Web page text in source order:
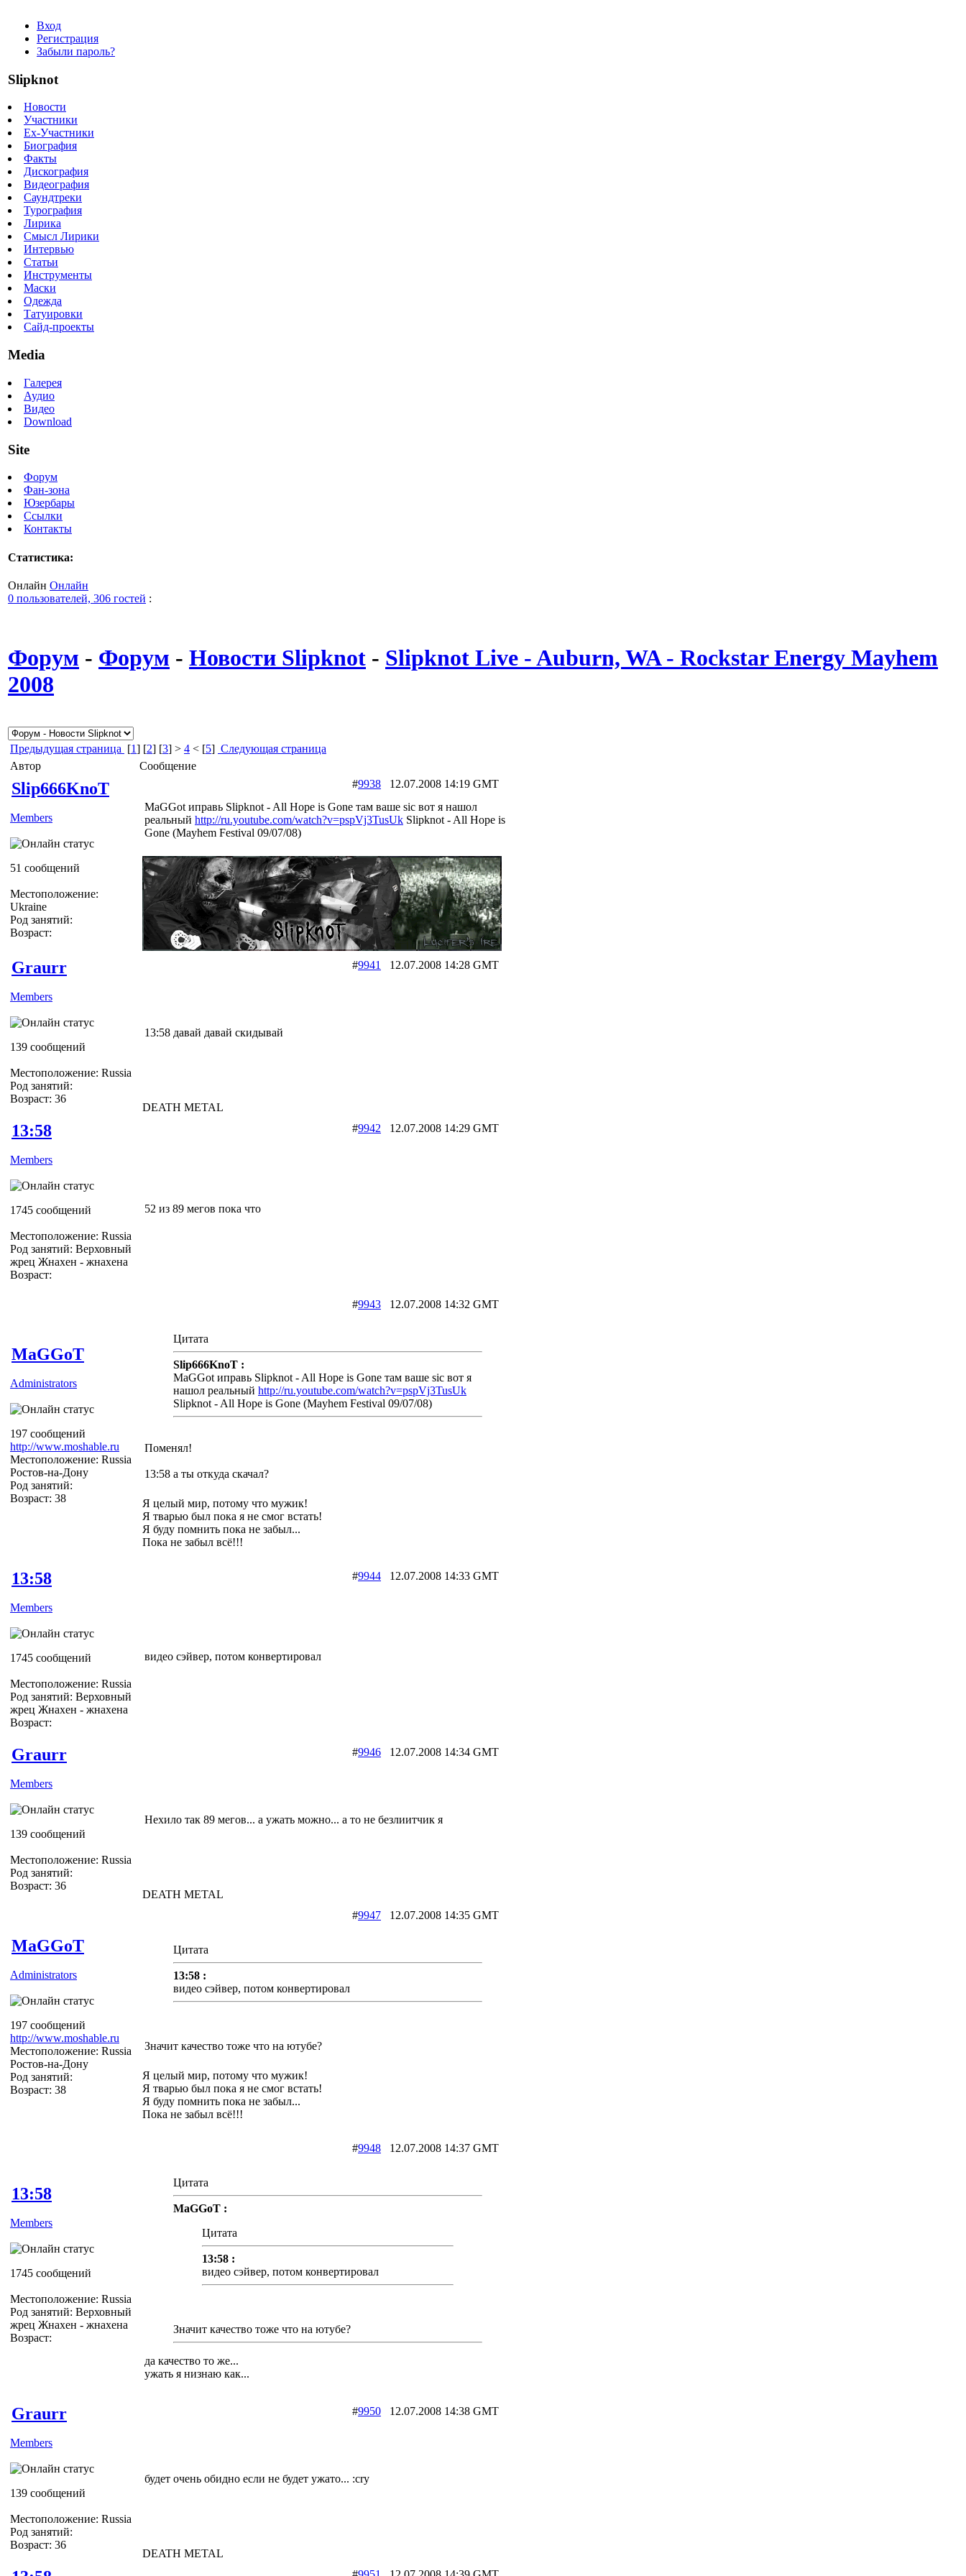
Вход
Регистрация
Забыли пароль?
Slipknot
Новости
Участники
Ex-Участники
Биография
Факты
Дискография
Видеография
Саундтреки
Турография
Лирика
Смысл Лирики
Интервью
Статьи
Инструменты
Маски
Одежда
Татуировки
Сайд-проекты
Media
Галерея
Аудио
Видео
Download
Site
Форум
Фан-зона
Юзербары
Ссылки
Контакты
Статистика:
Онлайн Онлайн
0 пользователей, 306 гостей :
Форум - Форум - Новости Slipknot - Slipknot Live - Auburn, WA - Rockstar Energy Mayhem
2008
Предыдущая страница [1] [2] [3] > 4 < [5] Следующая страница
Автор
Сообщение
Slip666KnoT
Members
51 сообщений
Местоположение:
Ukraine
Род занятий:
Возраст:
#9938 12.07.2008 14:19 GMT
MaGGot иправь Slipknot - All Hope is Gone там ваше sic вот я нашол
реальный http://ru.youtube.com/watch?v=pspVj3TusUk Slipknot - All Hope is
Gone (Mayhem Festival 09/07/08)
Graurr
Members
139 сообщений
Местоположение: Russia
Род занятий:
Возраст: 36
#9941 12.07.2008 14:28 GMT
13:58 давай давай скидывай
DEATH METAL
13:58
Members
1745 сообщений
Местоположение: Russia
Род занятий: Верховный
жрец Жнахен - жнахена
Возраст:
#9942 12.07.2008 14:29 GMT
52 из 89 мегов пока что
MaGGoT
Administrators
197 сообщений
http://www.moshable.ru
Местоположение: Russia
Ростов-на-Дону
Род занятий:
Возраст: 38
#9943 12.07.2008 14:32 GMT
Цитата
Slip666KnoT :
MaGGot иправь Slipknot - All Hope is Gone там ваше sic вот я
нашол реальный http://ru.youtube.com/watch?v=pspVj3TusUk
Slipknot - All Hope is Gone (Mayhem Festival 09/07/08)
Поменял!
13:58 а ты откуда скачал?
Я целый мир, потому что мужик!
Я тварью был пока я не смог встать!
Я буду помнить пока не забыл...
Пока не забыл всё!!!
13:58
Members
1745 сообщений
Местоположение: Russia
Род занятий: Верховный
жрец Жнахен - жнахена
Возраст:
#9944 12.07.2008 14:33 GMT
видео сэйвер, потом конвертировал
Graurr
Members
139 сообщений
Местоположение: Russia
Род занятий:
Возраст: 36
#9946 12.07.2008 14:34 GMT
Нехило так 89 мегов... а ужать можно... а то не безлиитчик я
DEATH METAL
MaGGoT
Administrators
197 сообщений
http://www.moshable.ru
Местоположение: Russia
Ростов-на-Дону
Род занятий:
Возраст: 38
#9947 12.07.2008 14:35 GMT
Цитата
13:58 :
видео сэйвер, потом конвертировал
Значит качество тоже что на ютубе?
Я целый мир, потому что мужик!
Я тварью был пока я не смог встать!
Я буду помнить пока не забыл...
Пока не забыл всё!!!
13:58
Members
1745 сообщений
Местоположение: Russia
Род занятий: Верховный
жрец Жнахен - жнахена
Возраст:
#9948 12.07.2008 14:37 GMT
Цитата
MaGGoT :
Цитата
13:58 :
видео сэйвер, потом конвертировал
Значит качество тоже что на ютубе?
да качество то же...
ужать я низнаю как...
Graurr
Members
139 сообщений
Местоположение: Russia
Род занятий:
Возраст: 36
#9950 12.07.2008 14:38 GMT
будет очень обидно если не будет ужато... :cry
DEATH METAL